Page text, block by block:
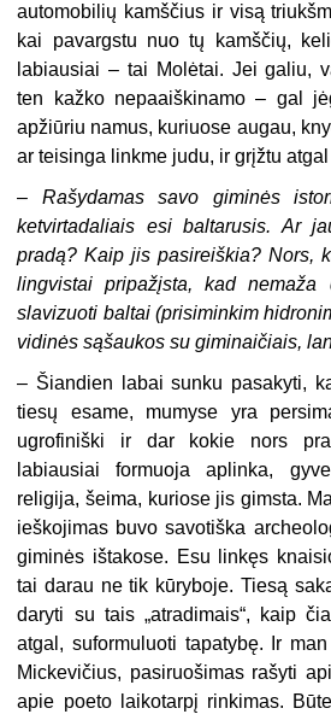
automobilių kamščius ir visą
kai pavargstu nuo tų kamščių,
labiausiai – tai Molėtai. Jei galiu,
ten kažko nepaaiškinamo – gal
apžiūriu namus, kuriuose augau,
ar teisinga linkme judu, ir grįžtu
– Rašydamas savo giminės
ketvirtadaliais esi baltarusis. Ar
pradą? Kaip jis pasireiškia? Nors,
lingvistai pripažįsta, kad
slavizuoti baltai (prisiminkim
vidinės sąšaukos su giminaičiais,
– Šiandien labai sunku pasakyti,
tiesų esame, mumyse yra
ugrofiniški ir dar kokie nors
labiausiai formuoja aplinka,
religija, šeima, kuriose jis gimsta.
ieškojimas buvo savotiška
giminės ištakose. Esu linkęs
tai darau ne tik kūryboje. Tiesą
daryti su tais „atradimais“, kaip
atgal, suformuluoti tapatybę. Ir
Mickevičius, pasiruošimas rašyti
apie poeto laikotarpį rinkimas.